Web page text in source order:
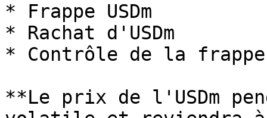
* Frappe USDm
* Rachat d'USDm
* Contrôle de la frappe
**Le prix de l'USDm